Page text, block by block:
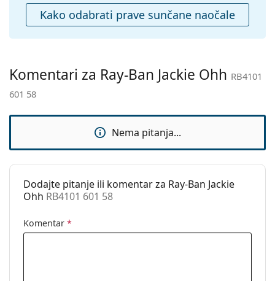
čišćenje:
Kategorija:
Sunčane naočale
Marka:
Upotreba:
Moda
RB4101 601 58
Kako odabrati prave sunčane naočale
Komentari za Ray-Ban Jackie Ohh RB4101
601 58
Nema pitanja...
Dodajte pitanje ili komentar za Ray-Ban Jackie
Ohh RB4101 601 58
Komentar *